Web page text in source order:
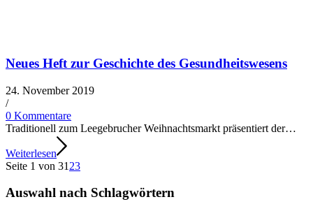
Neues Heft zur Geschichte des Gesundheitswesens
24. November 2019
/​
0 Kommentare
Traditionell zum Leegebrucher Weihnachtsmarkt prä­sen­tiert der…
Weiterlesen
Seite 1 von 31 23
Auswahl nach Schlagwörtern